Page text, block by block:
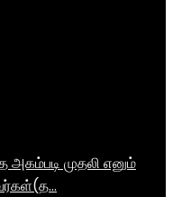
முதலி எனும்